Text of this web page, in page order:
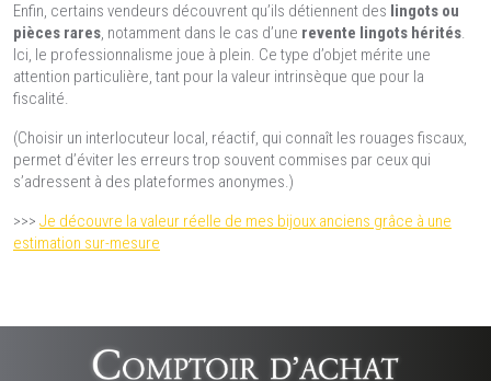
Enfin, certains vendeurs découvrent qu’ils détiennent des lingots ou
pièces rares, notamment dans le cas d’une revente lingots hérités.
Ici, le professionnalisme joue à plein. Ce type d’objet mérite une
attention particulière, tant pour la valeur intrinsèque que pour la
fiscalité.
(Choisir un interlocuteur local, réactif, qui connaît les rouages fiscaux,
permet d’éviter les erreurs trop souvent commises par ceux qui
s’adressent à des plateformes anonymes.)
>>> Je découvre la valeur réelle de mes bijoux anciens grâce à une
estimation sur-mesure